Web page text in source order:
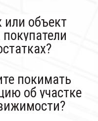
или объект
покимать
об участке